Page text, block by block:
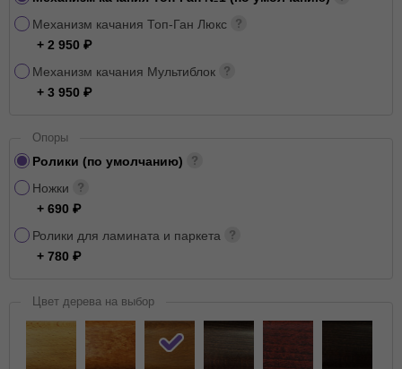
Механизм качания Топ-Ган Люкс
+ 2 950
Механизм качания Мультиблок
+ 3 950
Опоры
Ролики (по умолчанию)
Ножки
+ 690
Ролики для ламината и паркета
+ 780
Цвет дерева на выбор